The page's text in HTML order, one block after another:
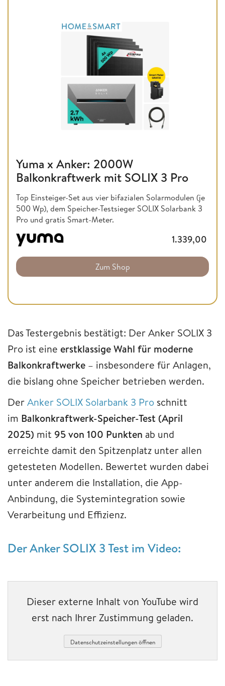
Yuma x Anker: 2000W
Balkonkraftwerk mit SOLIX 3 Pro
Top Einsteiger-Set aus vier bifazialen Solarmodulen (je
500 Wp), dem Speicher-Testsieger SOLIX Solarbank 3
Pro und gratis Smart-Meter.
1.339,00
Zum Shop
Das Testergebnis bestätigt: Der Anker SOLIX 3
Pro ist eine erstklassige Wahl für moderne
Balkonkraftwerke – insbesondere für Anlagen,
die bislang ohne Speicher betrieben werden.
DerAnker SOLIX Solarbank 3 Pro schnitt
im Balkonkraftwerk-Speicher-Test (April
2025) mit 95 von 100 Punkten ab und
erreichte damit den Spitzenplatz unter allen
getesteten Modellen. Bewertet wurden dabei
unter anderem die Installation, die App-
Anbindung, die Systemintegration sowie
Verarbeitung und Effizienz.
Der Anker SOLIX 3 Test im Video:
Dieser externe Inhalt von YouTube wird
erst nach Ihrer Zustimmung geladen.
Datenschutzeinstellungen öffnen